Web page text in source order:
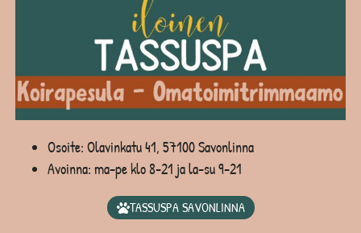
Osoite: Olavinkatu 41, 57100 Savonlinna
Avoinna: ma-pe klo 8-21 ja la-su 9-21
TASSUSPA SAVONLINNA